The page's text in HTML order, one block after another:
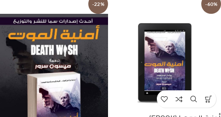
-60%
-22%